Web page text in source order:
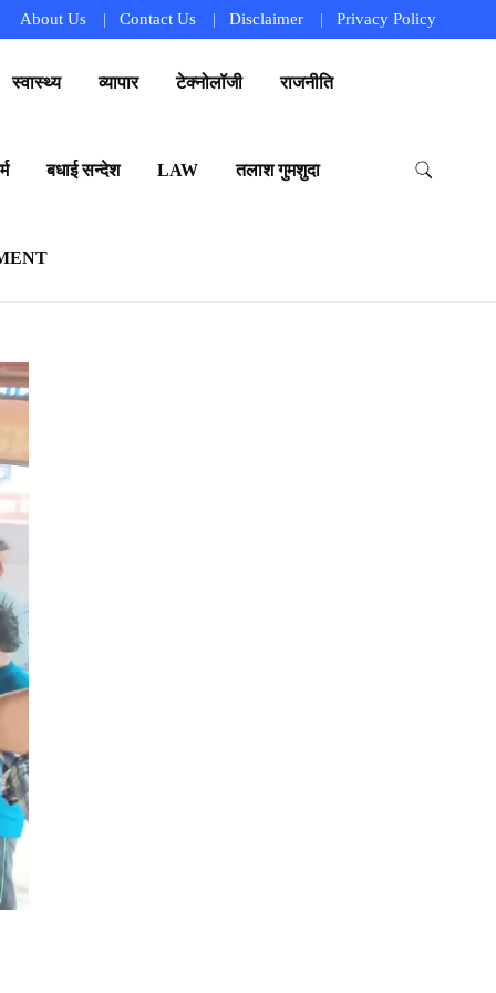
About Us Contact Us Disclaimer Privacy Policy
स्वास्थ्य व्यापार टेक्नोलॉजी राजनीति
बधाई सन्देश LAW तलाश गुमशुदा